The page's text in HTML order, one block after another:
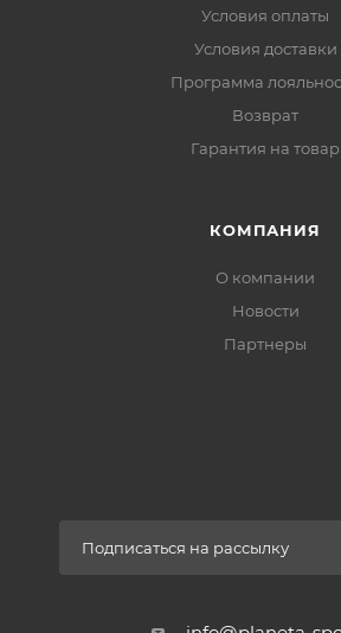
Условия оплаты
Условия доставки
Программа
Возврат
Гарантия на товар
КОМПАНИЯ
О компании
Новости
Партнеры
Подписаться на рассылку